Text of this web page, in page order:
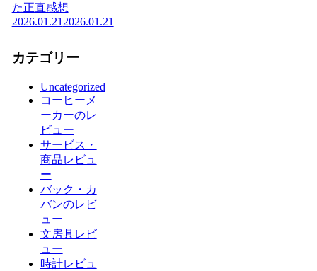
た正直感想
2026.01.212026.01.21
カテゴリー
Uncategorized
コーヒーメ
ーカーのレ
ビュー
サービス・
商品レビュ
ー
バック・カ
バンのレビ
ュー
文房具レビ
ュー
時計レビュ